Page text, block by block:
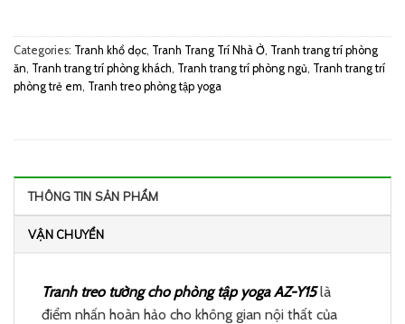
Categories: Tranh khổ dọc, Tranh Trang Trí Nhà Ở, Tranh trang trí phòng
ăn, Tranh trang trí phòng khách, Tranh trang trí phòng ngủ, Tranh trang trí
phòng trẻ em, Tranh treo phòng tập yoga
THÔNG TIN SẢN PHẨM
VẬN CHUYỂN
Tranh treo tường cho phòng tập yoga AZ-Y15 là
điểm nhấn hoàn hảo cho không gian nội thất của